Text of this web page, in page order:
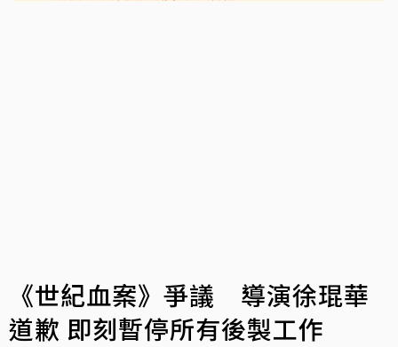
《世紀血案》爭議 導演徐琨華
道歉 即刻暫停所有後製⼯作